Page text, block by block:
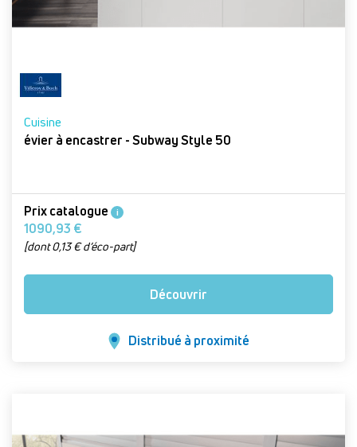
Cuisine
évier à encastrer - Subway Style 50
Prix catalogue i
1090,93 €
[dont 0,13 € d’éco-part]
Découvrir
Distribué à proximité